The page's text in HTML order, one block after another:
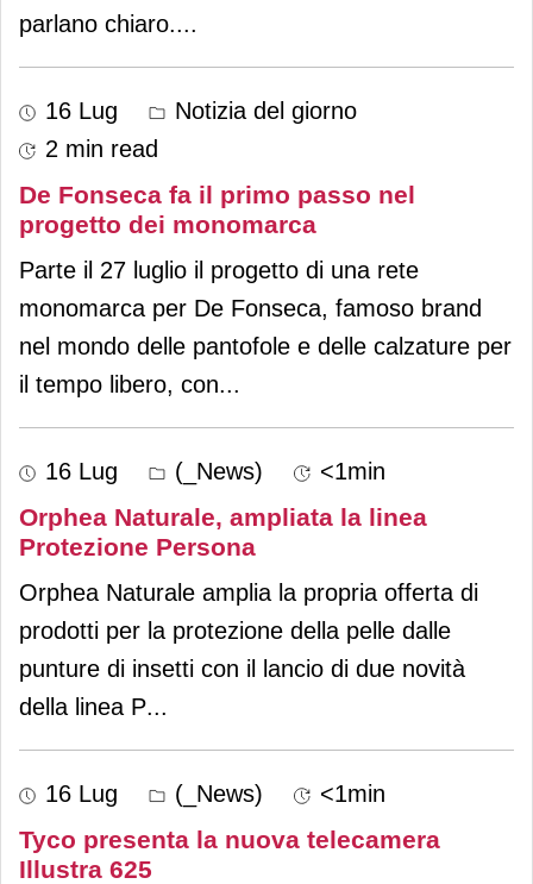
parlano chiaro....
16 Lug
Notizia del giorno
2 min read
De Fonseca fa il primo passo nel
progetto dei monomarca
Parte il 27 luglio il progetto di una rete
monomarca per De Fonseca, famoso brand
nel mondo delle pantofole e delle calzature per
il tempo libero, con...
16 Lug (_News) <1min
Orphea Naturale, ampliata la linea
Protezione Persona
Orphea Naturale amplia la propria offerta di
prodotti per la protezione della pelle dalle
punture di insetti con il lancio di due novità
della linea P...
16 Lug (_News) <1min
Tyco presenta la nuova telecamera
Illustra 625